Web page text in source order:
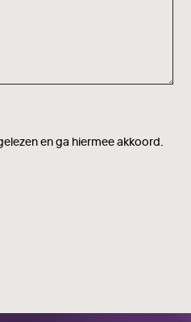
en ga hiermee akkoord.